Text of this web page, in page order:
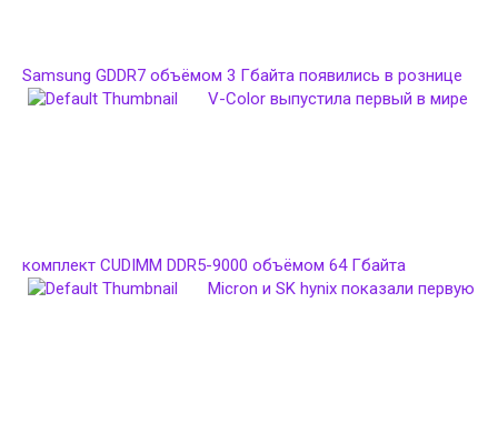
Samsung GDDR7 объёмом 3 Гбайта появились в рознице
V-Color выпустила первый в мире
комплект CUDIMM DDR5-9000 объёмом 64 Гбайта
Micron и SK hynix показали первую